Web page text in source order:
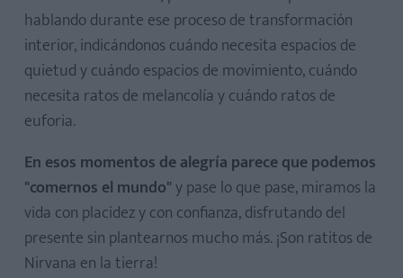
hablando durante ese proceso de transformación
interior, indicándonos cuándo necesita espacios de
quietud y cuándo espacios de movimiento, cuándo
necesita ratos de melancolía y cuándo ratos de
euforia.
En esos momentos de alegría parece que podemos
"comernos el mundo"y pase lo que pase, miramos la
vida con placidez y con confianza, disfrutando del
presente sin plantearnos mucho más. ¡Son ratitos de
Nirvana en la tierra!